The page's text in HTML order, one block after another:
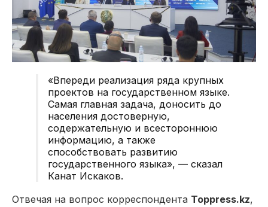
«Впереди реализация ряда крупных
проектов на государственном языке.
Самая главная задача, доносить до
населения достоверную,
содержательную и всестороннюю
информацию, а также
способствовать развитию
государственного языка», — сказал
Канат Искаков.
Отвечая на вопрос корреспондента Toppress.kz,